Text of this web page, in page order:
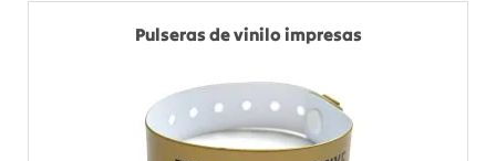
Pulseras de vinilo impresas